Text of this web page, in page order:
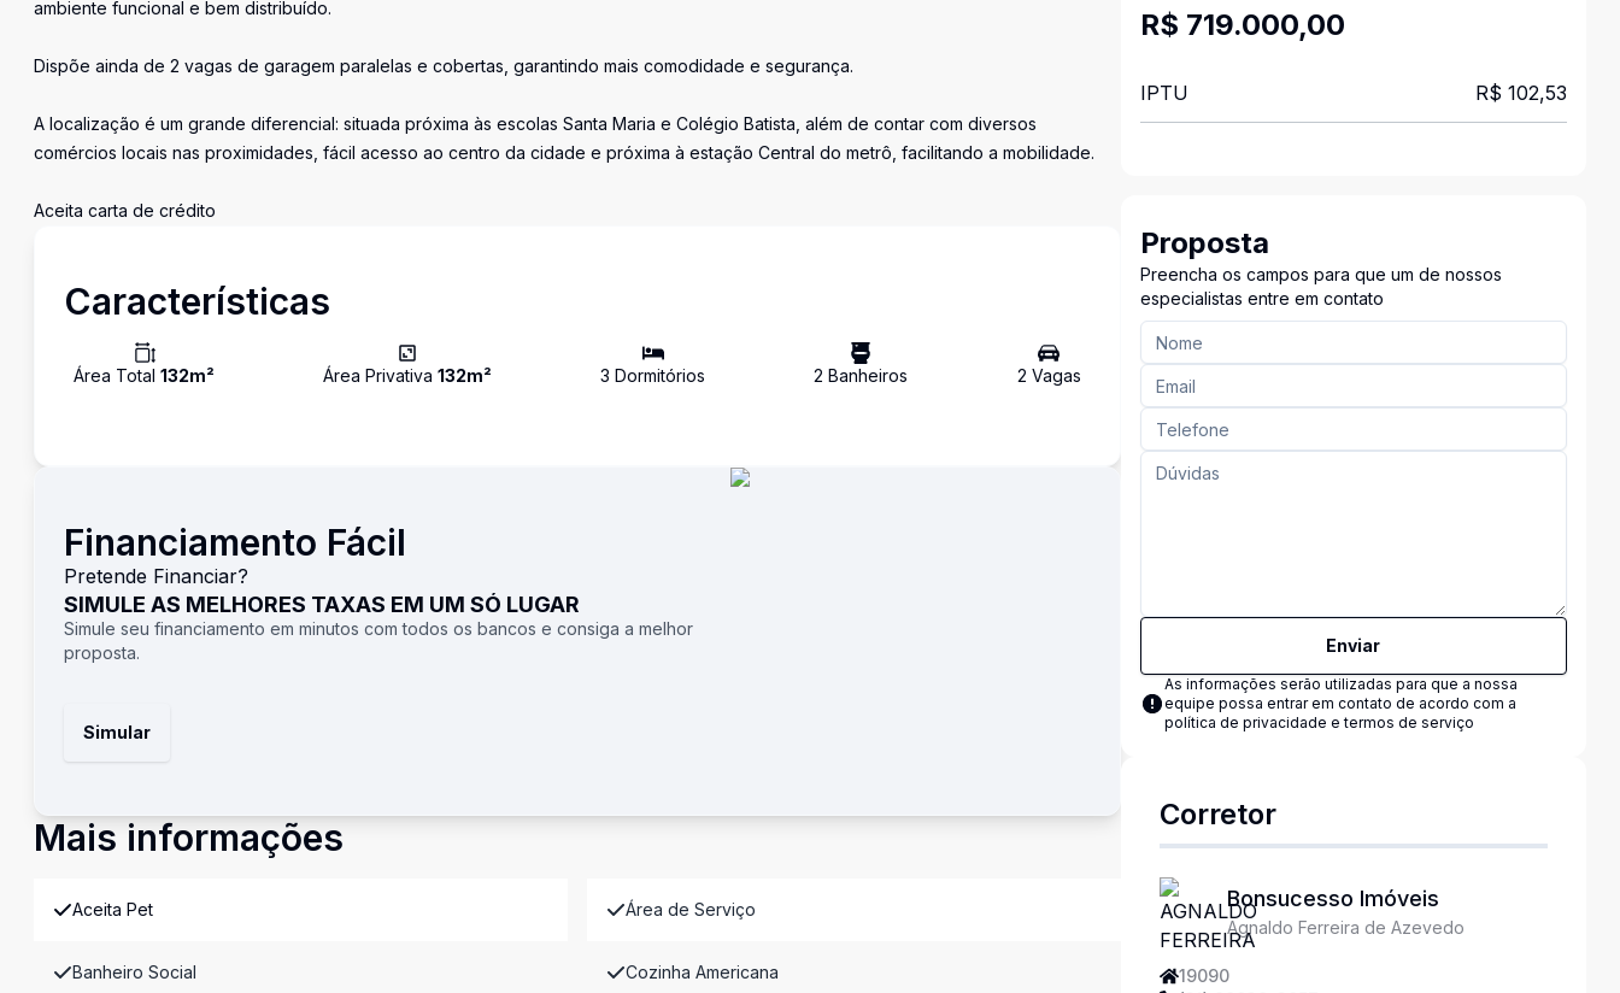
ambiente funcional e bem distribuído.
Dispõe ainda de 2 vagas de garagem paralelas e cobertas, garantindo mais comodidade e segurança.
A localização é um grande diferencial: situada próxima às escolas Santa Maria e Colégio Batista, além de contar com diversos
comércios locais nas proximidades, fácil acesso ao centro da cidade e próxima à estação Central do metrô, facilitando a mobilidade.
Aceita carta de crédito
Características
Área Total 132m² Área Privativa132m² 3 Dormitórios 2 Banheiros 2 Vagas
Financiamento Fácil
Pretende Financiar?
SIMULE AS MELHORES TAXAS EM UM SÓ LUGAR
Simule seu financiamento em minutos com todos os bancos e consiga a melhor
proposta.
Simular
Mais informações
Aceita Pet Área de Serviço
Banheiro Social Cozinha Americana
R$ 719.000,00
IPTU R$ 102,53
Proposta
Preencha os campos para que um de nossos
especialistas entre em contato
Enviar
As informações serão utilizadas para que a nossa
equipe possa entrar em contato de acordo com a
política de privacidade e termos de serviço
Corretor
Bonsucesso Imóveis
Agnaldo Ferreira de Azevedo
19090